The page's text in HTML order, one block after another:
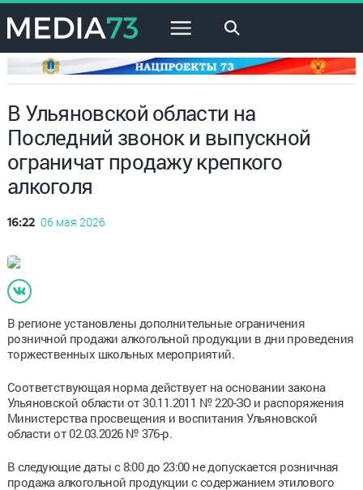
×
В Ульяновской области на
Последний звонок и выпускной
ограничат продажу крепкого
алкоголя
16:22 06 мая 2026
В регионе установлены дополнительные ограничения
розничной продажи алкогольной продукции в дни проведения
торжественных школьных мероприятий.
Соответствующая норма действует на основании закона
Ульяновской области от 30.11.2011 № 220-ЗО и распоряжения
Министерства просвещения и воспитания Ульяновской
области от 02.03.2026 № 376-р.
В следующие даты с 8:00 до 23:00 не допускается розничная
продажа алкогольной продукции с содержанием этилового